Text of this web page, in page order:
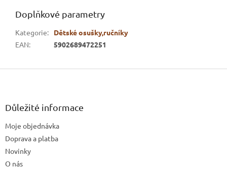
Doplňkové parametry
Kategorie:
Dětské osušky,ručníky
EAN: 5902689472251
Důležité informace
Moje objednávka
Doprava a platba
Novinky
O nás